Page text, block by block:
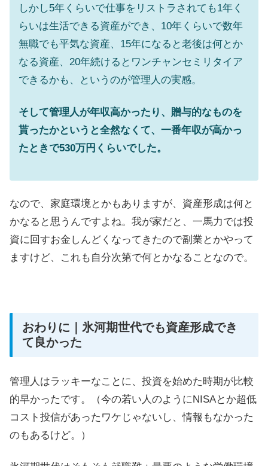
しかし5年くらいで仕事をリストラされても1年く
らいは生活できる資産ができ、10年くらいで数年
無職でも平気な資産、15年になると老後は何とか
なる資産、20年続けるとワンチャンセミリタイア
できるかも、というのが管理人の実感。
そして管理人が年収高かったり、贈与的なものを
貰ったかというと全然なくて、一番年収が高かっ
たときで530万円くらいでした。
なので、家庭環境とかもありますが、資産形成は何と
かなると思うんですよね。我が家だと、一馬力では投
資に回すお金しんどくなってきたので副業とかやって
ますけど、これも自分次第で何とかなることなので。
おわりに｜氷河期世代でも資産形成でき
て良かった
管理人はラッキーなことに、投資を始めた時期が比較
的早かったです。（今の若い人のようにNISAとか超低
コスト投信があったワケじゃないし、情報もなかった
のもあるけど。）